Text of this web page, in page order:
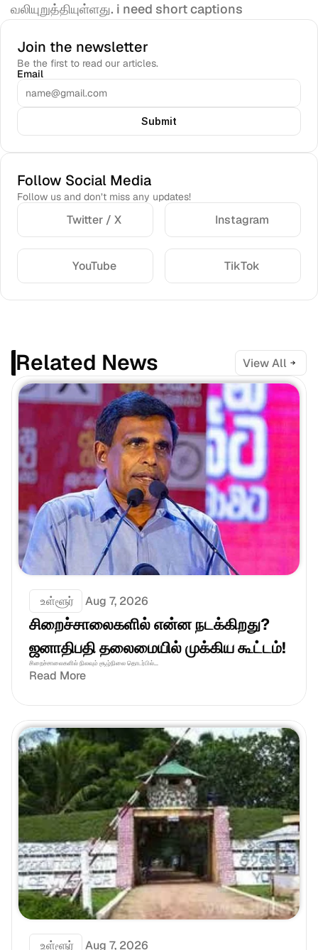
வலியுறுத்தியுள்ளது. i need short captions
Join the newsletter
Be the first to read our articles.
Email
Submit
Follow Social Media
Follow us and don’t miss any updates!
Twitter / X Instagram
YouTube TikTok
Related News View All
உள்ளூர் Aug 7, 2026
சிறைச்சாலைகளில் என்ன நடக்கிறது?
ஜனாதிபதி தலைமையில் முக்கிய கூட்டம்!
சிறைச்சாலைகளில் நிலவும் சூழ்நிலை தொடர்பில்...
Read More
உள்ளூர் Aug 7, 2026